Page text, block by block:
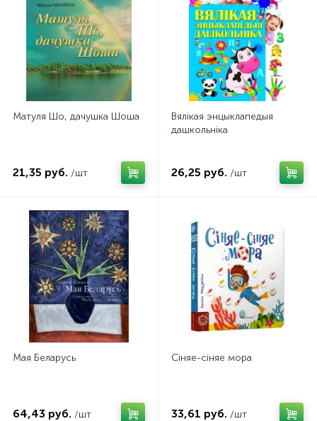
Матуля Шо, дачушка Шоша
21,35 руб. /шт
Вялiкая энцыклапедыя
дашкольнiка
26,25 руб. /шт
Мая Беларусь
64,43 руб. /шт
Сiняе-сiняе мора
33,61 руб. /шт